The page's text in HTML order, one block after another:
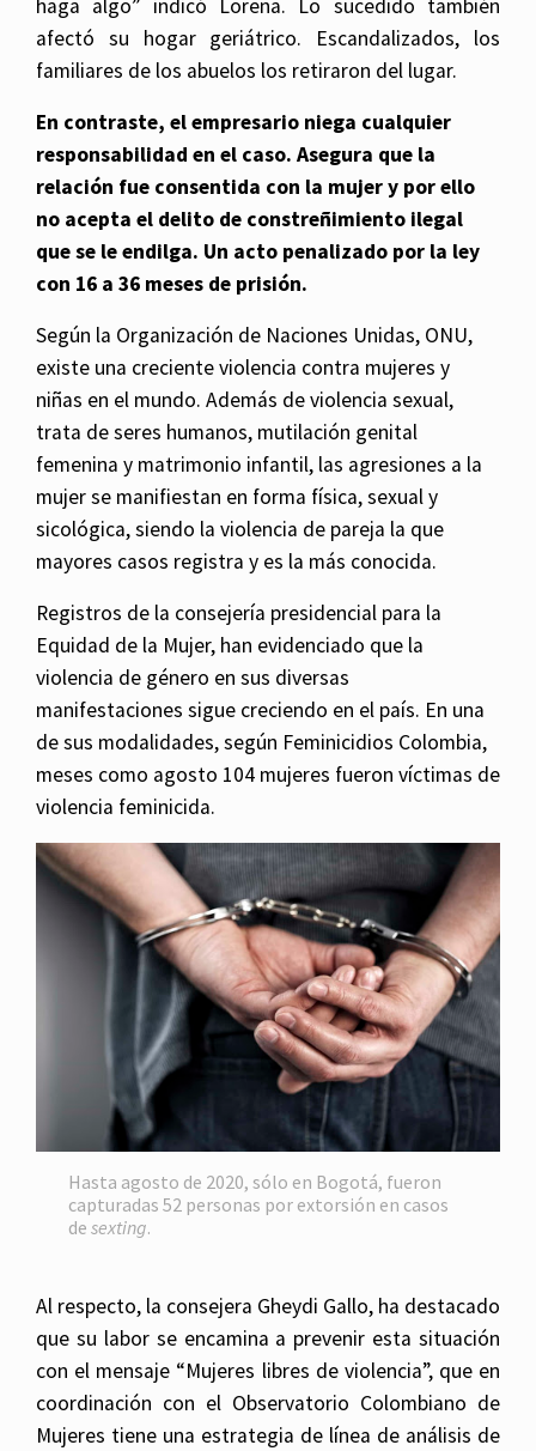
haga algo” indicó Lorena. Lo sucedido también
afectó su hogar geriátrico. Escandalizados, los
familiares de los abuelos los retiraron del lugar.
En contraste, el empresario niega cualquier
responsabilidad en el caso. Asegura que la
relación fue consentida con la mujer y por ello
no acepta el delito de constreñimiento ilegal
que se le endilga. Un acto penalizado por la ley
con 16 a 36 meses de prisión.
Según la Organización de Naciones Unidas, ONU,
existe una creciente violencia contra mujeres y
niñas en el mundo. Además de violencia sexual,
trata de seres humanos, mutilación genital
femenina y matrimonio infantil, las agresiones a la
mujer se manifiestan en forma física, sexual y
sicológica, siendo la violencia de pareja la que
mayores casos registra y es la más conocida.
Registros de la consejería presidencial para la
Equidad de la Mujer, han evidenciado que la
violencia de género en sus diversas
manifestaciones sigue creciendo en el país. En una
de sus modalidades, según Feminicidios Colombia,
meses como agosto 104 mujeres fueron víctimas de
violencia feminicida.
Hasta agosto de 2020, sólo en Bogotá, fueron
capturadas 52 personas por extorsión en casos
de sexting.
Al respecto, la consejera Gheydi Gallo, ha destacado
que su labor se encamina a prevenir esta situación
con el mensaje “Mujeres libres de violencia”, que en
coordinación con el Observatorio Colombiano de
Mujeres tiene una estrategia de línea de análisis de